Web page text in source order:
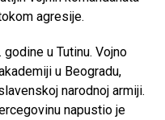
agresije.
u Tutinu. Vojno
u Beogradu,
narodnoj armiji.
napustio je